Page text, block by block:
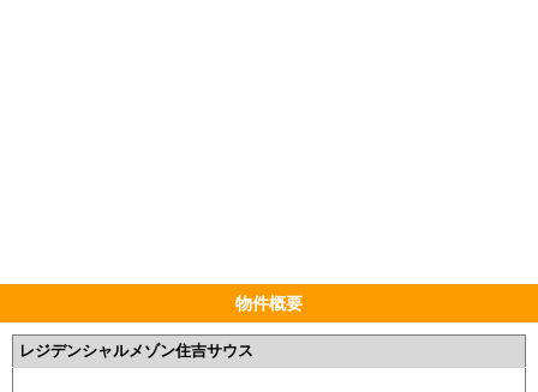
物件概要
レジデンシャルメゾン住吉サウス